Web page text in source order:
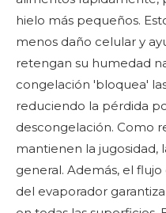
hielo más pequeños.
menos daño celular y
retengan su humedad
congelación 'bloquea'
reduciendo la pérdida
descongelación. Como
mantienen la jugosidad,
general. Además, el
del evaporador